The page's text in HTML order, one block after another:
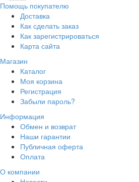
Помощь покупателю
Доставка
Как сделать заказ
Как зарегистрироваться
Карта сайта
Магазин
Каталог
Моя корзина
Регистрация
Забыли пароль?
Информация
Обмен и возврат
Наши гарантии
Публичная оферта
Оплата
О компании